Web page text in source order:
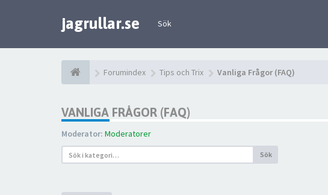
jagrullar.se Sök
Forumindex Tips och Trix Vanliga Frågor (FAQ)
VANLIGA FRÅGOR (FAQ)
Moderator: Moderatorer
Sök